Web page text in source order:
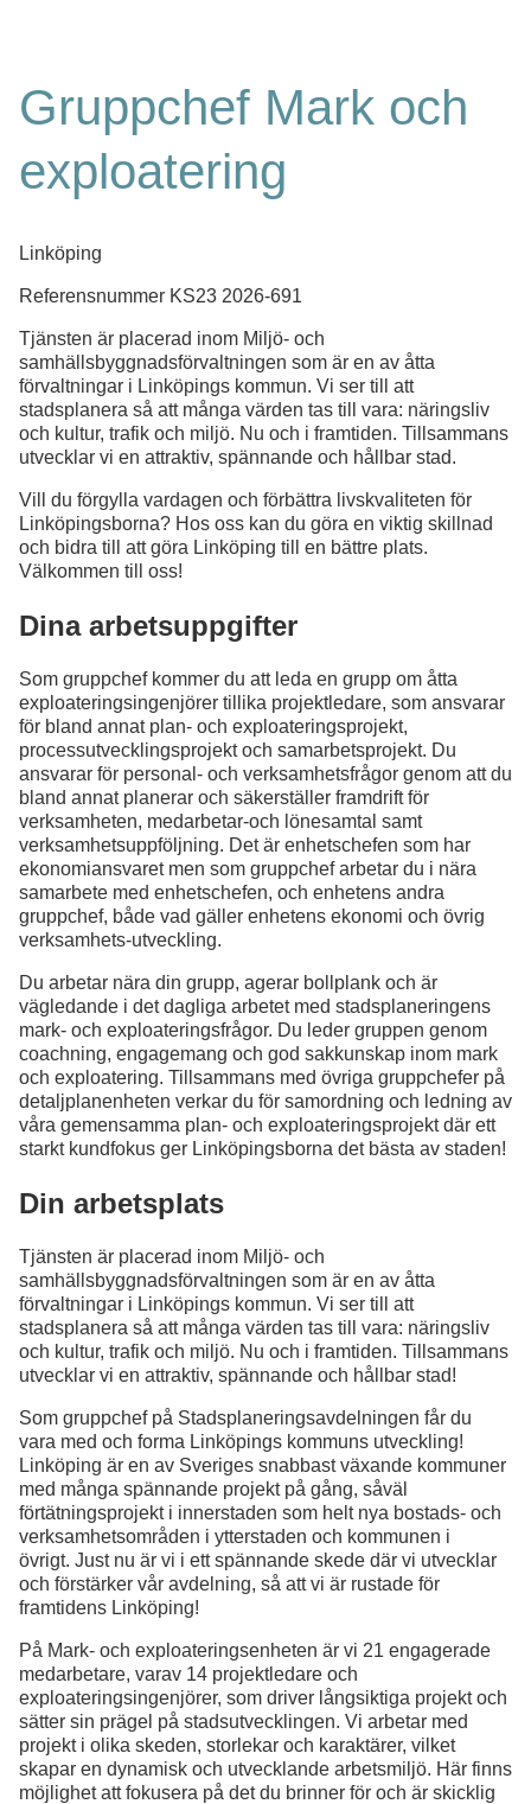
Gruppchef Mark och
exploatering
Linköping
Referensnummer KS23 2026-691
Tjänsten är placerad inom Miljö- och
samhällsbyggnadsförvaltningen som är en av åtta
förvaltningar i Linköpings kommun. Vi ser till att
stadsplanera så att många värden tas till vara: näringsliv
och kultur, trafik och miljö. Nu och i framtiden. Tillsammans
utvecklar vi en attraktiv, spännande och hållbar stad.
Vill du förgylla vardagen och förbättra livskvaliteten för
Linköpingsborna? Hos oss kan du göra en viktig skillnad
och bidra till att göra Linköping till en bättre plats.
Välkommen till oss!
Dina arbetsuppgifter
Som gruppchef kommer du att leda en grupp om åtta
exploateringsingenjörer tillika projektledare, som ansvarar
för bland annat plan- och exploateringsprojekt,
processutvecklingsprojekt och samarbetsprojekt. Du
ansvarar för personal- och verksamhetsfrågor genom att du
bland annat planerar och säkerställer framdrift för
verksamheten, medarbetar-och lönesamtal samt
verksamhetsuppföljning. Det är enhetschefen som har
ekonomiansvaret men som gruppchef arbetar du i nära
samarbete med enhetschefen, och enhetens andra
gruppchef, både vad gäller enhetens ekonomi och övrig
verksamhets-utveckling.
Du arbetar nära din grupp, agerar bollplank och är
vägledande i det dagliga arbetet med stadsplaneringens
mark- och exploateringsfrågor. Du leder gruppen genom
coachning, engagemang och god sakkunskap inom mark
och exploatering. Tillsammans med övriga gruppchefer på
detaljplanenheten verkar du för samordning och ledning av
våra gemensamma plan- och exploateringsprojekt där ett
starkt kundfokus ger Linköpingsborna det bästa av staden!
Din arbetsplats
Tjänsten är placerad inom Miljö- och
samhällsbyggnadsförvaltningen som är en av åtta
förvaltningar i Linköpings kommun. Vi ser till att
stadsplanera så att många värden tas till vara: näringsliv
och kultur, trafik och miljö. Nu och i framtiden. Tillsammans
utvecklar vi en attraktiv, spännande och hållbar stad!
Som gruppchef på Stadsplaneringsavdelningen får du
vara med och forma Linköpings kommuns utveckling!
Linköping är en av Sveriges snabbast växande kommuner
med många spännande projekt på gång, såväl
förtätningsprojekt i innerstaden som helt nya bostads- och
verksamhetsområden i ytterstaden och kommunen i
övrigt. Just nu är vi i ett spännande skede där vi utvecklar
och förstärker vår avdelning, så att vi är rustade för
framtidens Linköping!
På Mark- och exploateringsenheten är vi 21 engagerade
medarbetare, varav 14 projektledare och
exploateringsingenjörer, som driver långsiktiga projekt och
sätter sin prägel på stadsutvecklingen. Vi arbetar med
projekt i olika skeden, storlekar och karaktärer, vilket
skapar en dynamisk och utvecklande arbetsmiljö. Här finns
möjlighet att fokusera på det du brinner för och är skicklig